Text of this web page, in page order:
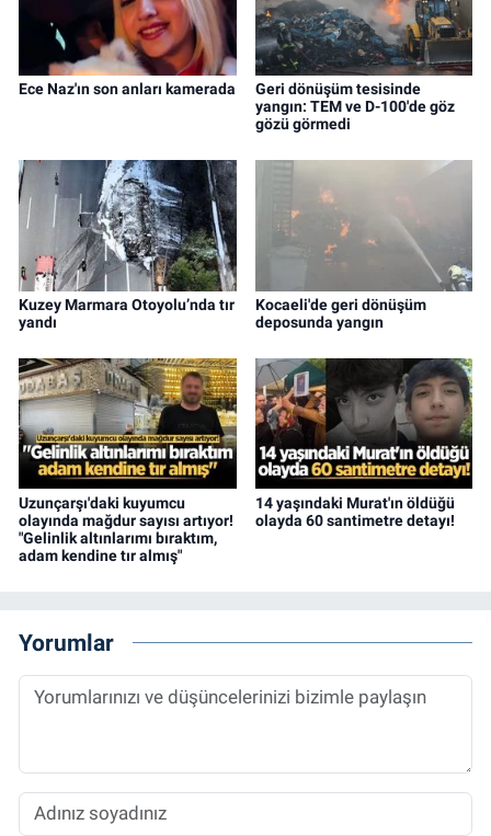
Ece Naz'ın son anları kamerada
Geri dönüşüm tesisinde
yangın: TEM ve D-100'de göz
gözü görmedi
Kuzey Marmara Otoyolu’nda tır
yandı
Kocaeli'de geri dönüşüm
deposunda yangın
Uzunçarşı'daki kuyumcu
olayında mağdur sayısı artıyor!
"Gelinlik altınlarımı bıraktım,
adam kendine tır almış"
14 yaşındaki Murat'ın öldüğü
olayda 60 santimetre detayı!
Yorumlar